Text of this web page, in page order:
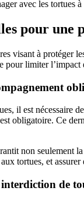
pour une
visant à protéger
pour limiter
il est nécessaire
obligatoire. Ce
non seulement
tortues, et
de